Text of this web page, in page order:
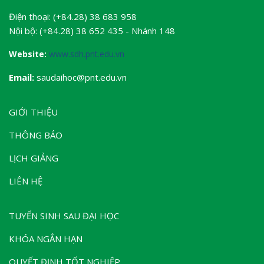
Điện thoại: (+84.28) 38 683 958
Nội bộ: (+84.28) 38 652 435 - Nhánh 148
Website: www.sdh.pnt.edu.vn
Email: saudaihoc@pnt.edu.vn
GIỚI THIỆU
THÔNG BÁO
LỊCH GIẢNG
LIÊN HỆ
TUYỂN SINH SAU ĐẠI HỌC
KHÓA NGẮN HẠN
QUYẾT ĐỊNH TỐT NGHIỆP